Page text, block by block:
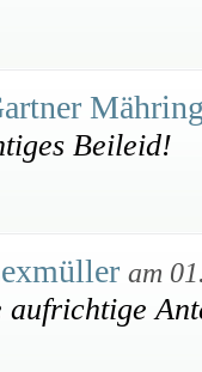
Beileid!
am
aufrichtige